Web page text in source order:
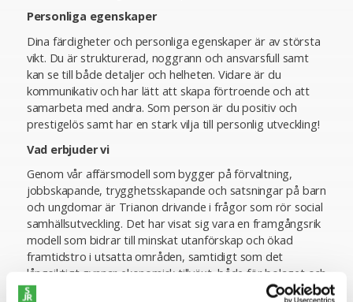
Personliga egenskaper
Dina färdigheter och personliga egenskaper är av största
vikt. Du är strukturerad, noggrann och ansvarsfull samt
kan se till både detaljer och helheten. Vidare är du
kommunikativ och har lätt att skapa förtroende och att
samarbeta med andra. Som person är du positiv och
prestigelös samt har en stark vilja till personlig utveckling!
Vad erbjuder vi
Genom vår affärsmodell som bygger på förvaltning,
jobbskapande, trygghetsskapande och satsningar på barn
och ungdomar är Trianon drivande i frågor som rör social
samhällsutveckling. Det har visat sig vara en framgångsrik
modell som bidrar till minskat utanförskap och ökad
framtidstro i utsatta områden, samtidigt som det
långsiktigt gynnar ekonomisk tillväxt, både för bolaget och
samhället i stort. Det är kombinationen av att arbeta med